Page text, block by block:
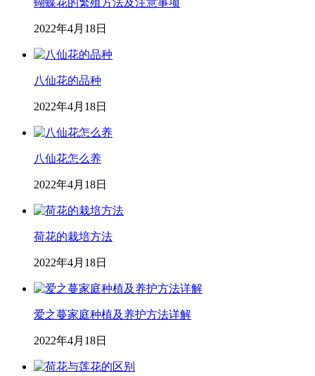
2022年4月18日
八仙花的品种
2022年4月18日
八仙花怎么养
2022年4月18日
荷花的栽培方法
2022年4月18日
爱之蔓家庭种植及养护方法详解
2022年4月18日